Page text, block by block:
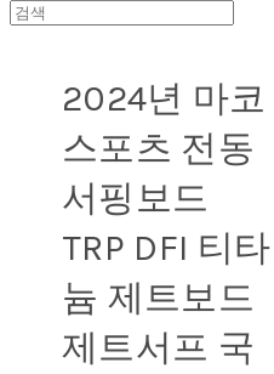
2024년 마코
스포츠 전동
서핑보드
TRP DFI 티타
늄 제트보드
제트서프 국